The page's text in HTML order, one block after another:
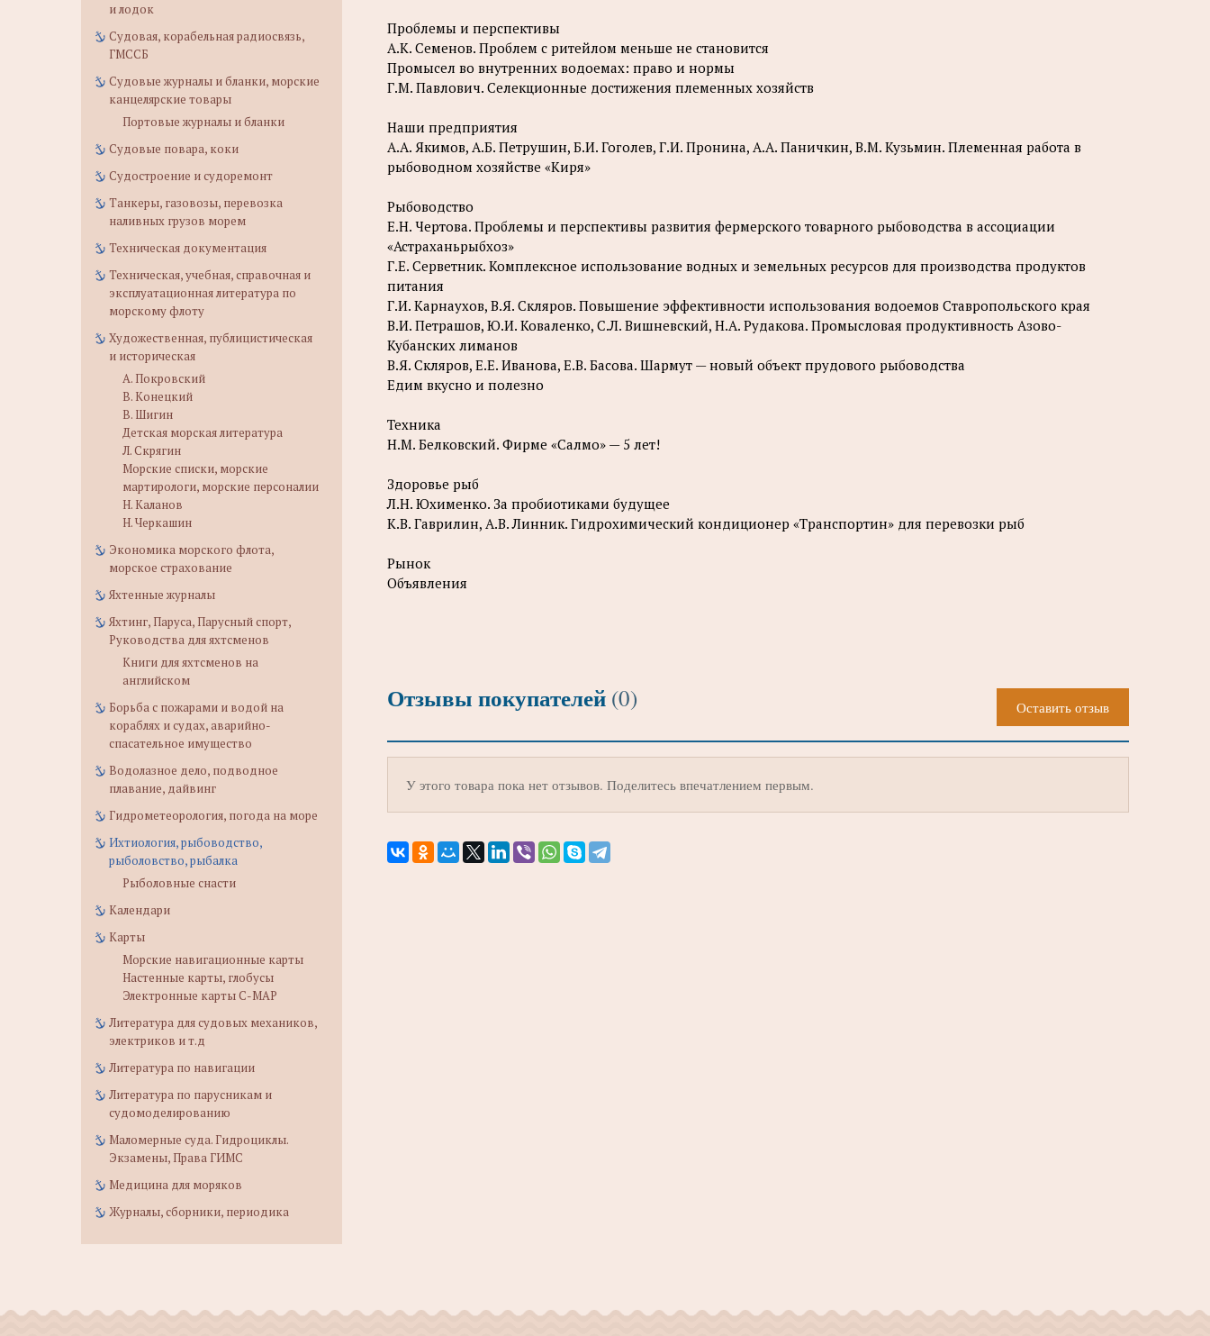
и лодок
Судовая, корабельная радиосвязь,
ГМССБ
Судовые журналы и бланки, морские
канцелярские товары
Портовые журналы и бланки
Судовые повара, коки
Судостроение и судоремонт
Танкеры, газовозы, перевозка
наливных грузов морем
Техническая документация
Техническая, учебная, справочная и
эксплуатационная литература по
морскому флоту
Художественная, публицистическая
и историческая
А. Покровский
В. Конецкий
В. Шигин
Детская морская литература
Л. Скрягин
Морские списки, морские
мартирологи, морские персоналии
Н. Каланов
Н. Черкашин
Экономика морского флота,
морское страхование
Яхтенные журналы
Яхтинг, Паруса, Парусный спорт,
Руководства для яхтсменов
Книги для яхтсменов на
английском
Борьба с пожарами и водой на
кораблях и судах, аварийно-
спасательное имущество
Водолазное дело, подводное
плавание, дайвинг
Гидрометеорология, погода на море
Ихтиология, рыбоводство,
рыболовство, рыбалка
Рыболовные снасти
Календари
Карты
Морские навигационные карты
Настенные карты, глобусы
Электронные карты C-MAP
Литература для судовых механиков,
электриков и т.д
Литература по навигации
Литература по парусникам и
судомоделированию
Маломерные суда. Гидроциклы.
Экзамены, Права ГИМС
Медицина для моряков
Журналы, сборники, периодика
Проблемы и перспективы
А.К. Семенов. Проблем с ритейлом меньше не становится
Промысел во внутренних водоемах: право и нормы
Г.М. Павлович. Селекционные достижения племенных хозяйств
Наши предприятия
А.А. Якимов, А.Б. Петрушин, Б.И. Гоголев, Г.И. Пронина, А.А. Паничкин, В.М. Кузьмин. Племенная работа в
рыбоводном хозяйстве «Киря»
Рыбоводство
Е.Н. Чертова. Проблемы и перспективы развития фермерского товарного рыбоводства в ассоциации
«Астраханьрыбхоз»
Г.Е. Серветник. Комплексное использование водных и земельных ресурсов для производства продуктов
питания
Г.И. Карнаухов, В.Я. Скляров. Повышение эффективности использования водоемов Ставропольского края
В.И. Петрашов, Ю.И. Коваленко, C.Л. Вишневский, Н.А. Рудакова. Промысловая продуктивность Азово-
Кубанских лиманов
В.Я. Скляров, Е.Е. Иванова, Е.В. Басова. Шармут — новый объект прудового рыбоводства
Едим вкусно и полезно
Техника
Н.М. Белковский. Фирме «Салмо» — 5 лет!
Здоровье рыб
Л.H. Юхименко. За пробиотиками будущее
К.В. Гаврилин, А.В. Линник. Гидрохимический кондиционер «Транспортин» для перевозки рыб
Рынок
Объявления
Отзывы покупателей (0) Оставить отзыв
У этого товара пока нет отзывов. Поделитесь впечатлением первым.